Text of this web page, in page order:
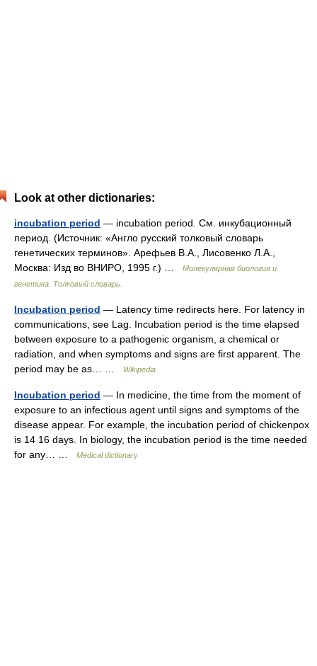
Look at other dictionaries:
incubation period — incubation period. См. инкубационный
период. (Источник: «Англо русский толковый словарь
генетических терминов». Арефьев В.А., Лисовенко Л.А.,
Москва: Изд во ВНИРО, 1995 г.) …
Молекулярная биология и
генетика. Толковый словарь.
Incubation period — Latency time redirects here. For latency in
communications, see Lag. Incubation period is the time elapsed
between exposure to a pathogenic organism, a chemical or
radiation, and when symptoms and signs are first apparent. The
period may be as… …
Wikipedia
Incubation period — In medicine, the time from the moment of
exposure to an infectious agent until signs and symptoms of the
disease appear. For example, the incubation period of chickenpox
is 14 16 days. In biology, the incubation period is the time needed
for any… …
Medical dictionary